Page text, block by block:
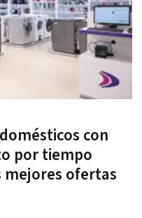
con
por tiempo
mejores ofertas